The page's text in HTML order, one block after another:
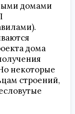
домами
дома
некоторые
строений,